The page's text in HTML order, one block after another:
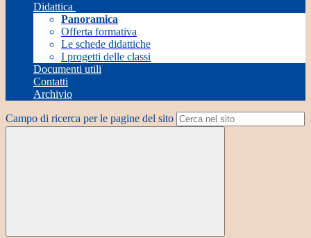
Didattica
Panoramica
Offerta formativa
Le schede didattiche
I progetti delle classi
Documenti utili
Contatti
Archivio
Campo di ricerca per le pagine del sito